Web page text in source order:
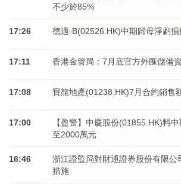
不少於85%
17:26 德適-B(02526.HK)中期歸母淨虧
17:11 香港金管局：7月底官方外匯儲備
17:08 寶龍地產(01238.HK)7月合約銷售
17:00
【盈警】中慶股份(01855.HK)料
至2000萬元
16:46
浙江證監局對財通證券股份有限公
措施